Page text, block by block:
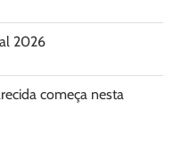
2026
começa nesta